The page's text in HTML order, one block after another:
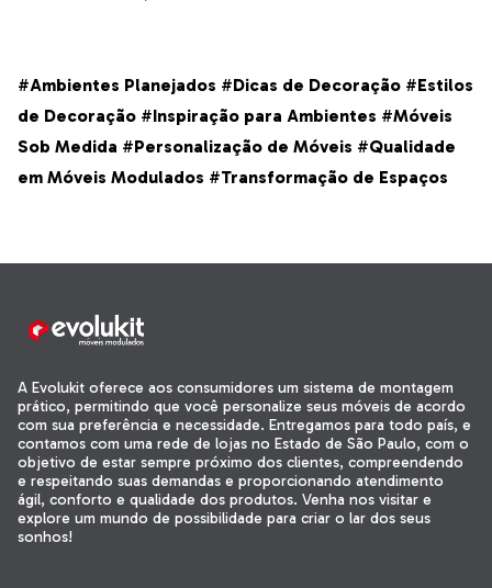
#Ambientes Planejados #Dicas de Decoração #Estilos
de Decoração #Inspiração para Ambientes #Móveis
Sob Medida #Personalização de Móveis #Qualidade
em Móveis Modulados #Transformação de Espaços
A Evolukit oferece aos consumidores um sistema de montagem
prático, permitindo que você personalize seus móveis de acordo
com sua preferência e necessidade. Entregamos para todo país, e
contamos com uma rede de lojas no Estado de São Paulo, com o
objetivo de estar sempre próximo dos clientes, compreendendo
e respeitando suas demandas e proporcionando atendimento
ágil, conforto e qualidade dos produtos. Venha nos visitar e
explore um mundo de possibilidade para criar o lar dos seus
sonhos!